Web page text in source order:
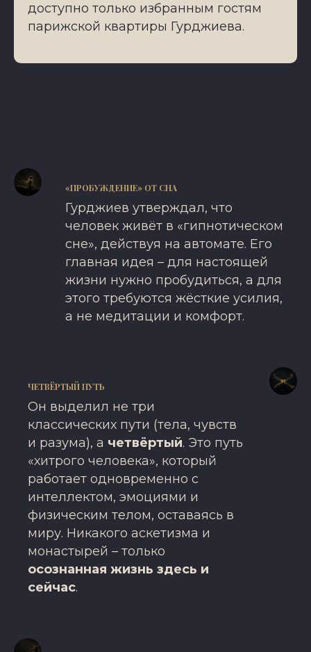
доступно только избранным гостям
парижской квартиры Гурджиева.
«ПРОБУЖДЕНИЕ» ОТ СНА
Гурджиев утверждал, что
человек живёт в «гипнотическом
сне», действуя на автомате. Его
главная идея – для настоящей
жизни нужно пробудиться, а для
этого требуются жёсткие усилия,
а не медитации и комфорт.
ЧЕТВЁРТЫЙ ПУТЬ
Он выделил не три
классических пути (тела, чувств
и разума), а четвёртый. Это путь
«хитрого человека», который
работает одновременно с
интеллектом, эмоциями и
физическим телом, оставаясь в
миру. Никакого аскетизма и
монастырей – только
осознанная жизнь здесь и
сейчас.